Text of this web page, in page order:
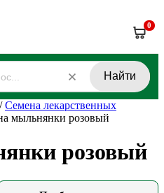
0
Найти
/Семена лекарственных
мыльнянки розовый
розовый